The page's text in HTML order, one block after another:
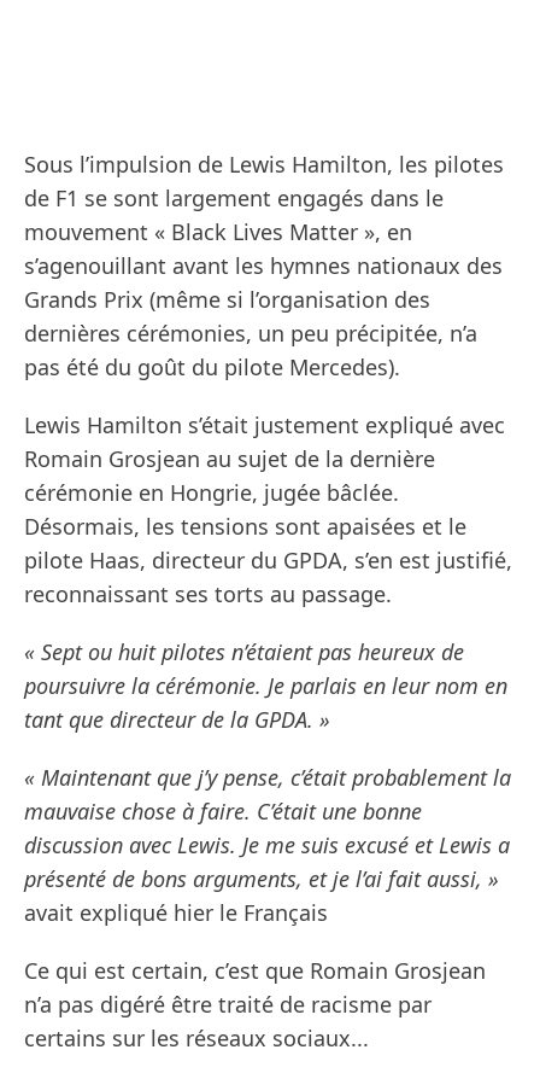
Sous l’impulsion de Lewis Hamilton, les pilotes
de F1 se sont largement engagés dans le
mouvement « Black Lives Matter », en
s’agenouillant avant les hymnes nationaux des
Grands Prix (même si l’organisation des
dernières cérémonies, un peu précipitée, n’a
pas été du goût du pilote Mercedes).
Lewis Hamilton s’était justement expliqué avec
Romain Grosjean au sujet de la dernière
cérémonie en Hongrie, jugée bâclée.
Désormais, les tensions sont apaisées et le
pilote Haas, directeur du GPDA, s’en est justifié,
reconnaissant ses torts au passage.
« Sept ou huit pilotes n’étaient pas heureux de
poursuivre la cérémonie. Je parlais en leur nom en
tant que directeur de la GPDA. »
« Maintenant que j’y pense, c’était probablement la
mauvaise chose à faire. C’était une bonne
discussion avec Lewis. Je me suis excusé et Lewis a
présenté de bons arguments, et je l’ai fait aussi, »
avait expliqué hier le Français
Ce qui est certain, c’est que Romain Grosjean
n’a pas digéré être traité de racisme par
certains sur les réseaux sociaux...